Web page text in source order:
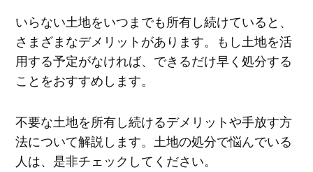
いらない土地をいつまでも所有し続けていると、
さまざまなデメリットがあります。もし土地を活
用する予定がなければ、できるだけ早く処分する
ことをおすすめします。
不要な土地を所有し続けるデメリットや手放す方
法について解説します。土地の処分で悩んでいる
人は、是非チェックしてください。